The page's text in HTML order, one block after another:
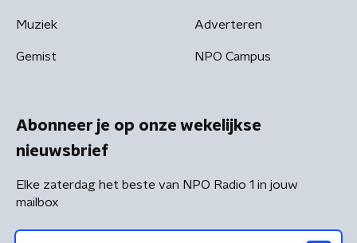
Muziek
Gemist
Adverteren
NPO Campus
Abonneer je op onze wekelijkse
nieuwsbrief
Elke zaterdag het beste van NPO Radio 1 in jouw
mailbox